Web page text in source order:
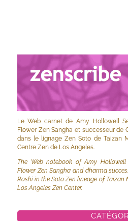
Le Web carnet de Amy Hollowell
Flower Zen Sangha et successeur de
dans le lignage Zen Soto de Taizan
Centre Zen de Los Angeles.
The Web notebook of Amy
Flower Zen Sangha and dharma
Roshi in the Soto Zen lineage of Taizan
Los Angeles Zen Center.